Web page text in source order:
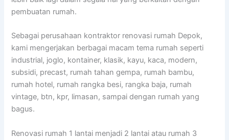
pembuatan rumah.
Sebagai perusahaan kontraktor renovasi rumah Depok,
kami mengerjakan berbagai macam tema rumah seperti
industrial, joglo, kontainer, klasik, kayu, kaca, modern,
subsidi, precast, rumah tahan gempa, rumah bambu,
rumah hotel, rumah rangka besi, rangka baja, rumah
vintage, btn, kpr, limasan, sampai dengan rumah yang
bagus.
Renovasi rumah 1 lantai menjadi 2 lantai atau rumah 3